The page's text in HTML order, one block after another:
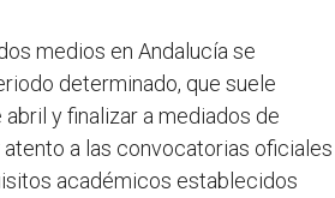
medios en Andalucía se
determinado, que suele
y finalizar a mediados de
a las convocatorias oficiales
académicos establecidos